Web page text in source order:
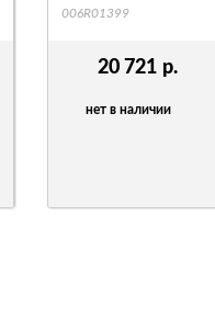
20 721 р.
нет в наличии
006R01399